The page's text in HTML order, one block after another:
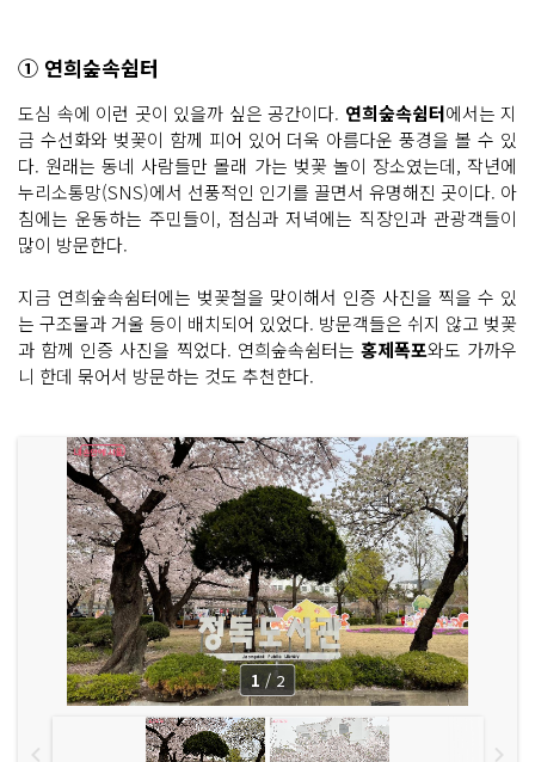
① 연희숲속쉼터
도심 속에 이런 곳이 있을까 싶은 공간이다. 연희숲속쉼터에서는 지
금 수선화와 벚꽃이 함께 피어 있어 더욱 아름다운 풍경을 볼 수 있
다. 원래는 동네 사람들만 몰래 가는 벚꽃 놀이 장소였는데, 작년에
누리소통망(SNS)에서 선풍적인 인기를 끌면서 유명해진 곳이다. 아
침에는 운동하는 주민들이, 점심과 저녁에는 직장인과 관광객들이
많이 방문한다.
지금 연희숲속쉼터에는 벚꽃철을 맞이해서 인증 사진을 찍을 수 있
는 구조물과 거울 등이 배치되어 있었다. 방문객들은 쉬지 않고 벚꽃
과 함께 인증 사진을 찍었다. 연희숲속쉼터는 홍제폭포와도 가까우
니 한데 묶어서 방문하는 것도 추천한다.
1 / 2